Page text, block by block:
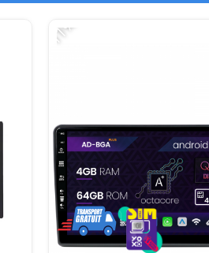
-11%